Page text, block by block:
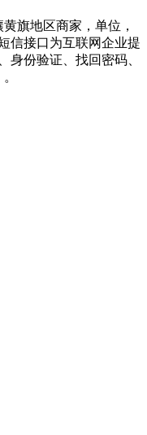
旗地区商家，单位，
信接口为互联网企业提
身份验证、找回密码、